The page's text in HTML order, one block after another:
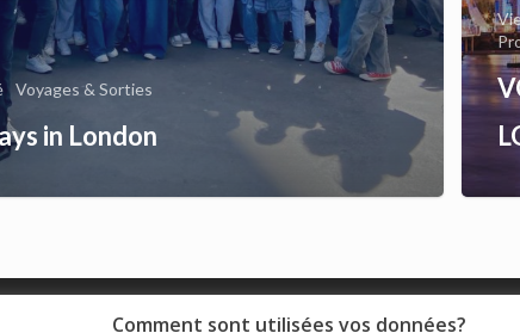
Voyages & Sorties
in London
© 2018 - Collège Henri de Navarre |Mentions
Comment sont utilisées vos données?